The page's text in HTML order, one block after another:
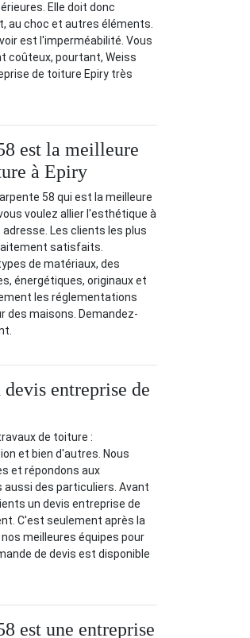
Elle doit donc
au choc et autres éléments.
est l'imperméabilité. Vous
coûteux, pourtant, Weiss
de toiture Epiry très
est la meilleure
à Epiry
58 qui est la meilleure
voulez allier l'esthétique à
Les clients les plus
satisfaits.
de matériaux, des
énergétiques, originaux et
les réglementations
des maisons. Demandez-
entreprise de
de toiture :
et bien d'autres. Nous
et répondons aux
des particuliers. Avant
un devis entreprise de
C'est seulement après la
meilleures équipes pour
de devis est disponible
est une entreprise